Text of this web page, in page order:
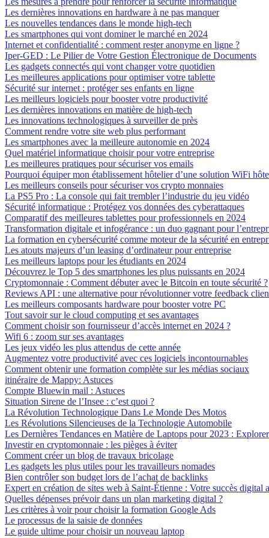
Les dernières innovations en hardware à ne pas manquer
Les nouvelles tendances dans le monde high-tech
Les smartphones qui vont dominer le marché en 2024
Internet et confidentialité : comment rester anonyme en ligne ?
Iper-GED : Le Pilier de Votre Gestion Électronique de Documents
Les gadgets connectés qui vont changer votre quotidien
Les meilleures applications pour optimiser votre tablette
Sécurité sur internet : protéger ses enfants en ligne
Les meilleurs logiciels pour booster votre productivité
Les dernières innovations en matière de high-tech
Les innovations technologiques à surveiller de près
Comment rendre votre site web plus performant
Les smartphones avec la meilleure autonomie en 2024
Quel matériel informatique choisir pour votre entreprise
Les meilleures pratiques pour sécuriser vos emails
Pourquoi équiper mon établissement hôtelier d’une solution WiFi
Les meilleurs conseils pour sécuriser vos crypto monnaies
La PS5 Pro : La console qui fait trembler l’industrie du jeu vidéo
Sécurité informatique : Protégez vos données des cyberattaques
Comparatif des meilleures tablettes pour professionnels en 2024
Transformation digitale et infogérance : un duo gagnant pour
La formation en cybersécurité comme moteur de la sécurité en
Les atouts majeurs d’un leasing d’ordinateur pour entreprise
Les meilleurs laptops pour les étudiants en 2024
Découvrez le Top 5 des smartphones les plus puissants en 2024
Cryptomonnaie : Comment débuter avec le Bitcoin en toute sécurité ?
Reviews API : une alternative pour révolutionner votre feedback
Les meilleurs composants hardware pour booster votre PC
Tout savoir sur le cloud computing et ses avantages
Comment choisir son fournisseur d’accès internet en 2024 ?
Wifi 6 : zoom sur ses avantages
Les jeux vidéo les plus attendus de cette année
Augmentez votre productivité avec ces logiciels incontournables
Comment obtenir une formation complète sur les médias sociaux
itinéraire de Mappy: Astuces
Compte Bluewin mail : Astuces
Situation Sirene de l’Insee : c’est quoi ?
La Révolution Technologique Dans Le Monde Des Motos
Les Révolutions Silencieuses de la Technologie Automobile
Les Dernières Tendances en Matière de Laptops pour 2023 :
Investir en cryptomonnaie : les pièges à éviter
Comment créer un blog de travaux bricolage
Les gadgets les plus utiles pour les travailleurs nomades
Bien contrôler son budget lors de l’achat de backlinks
Expert en création de sites web à Saint-Étienne : Votre succès digital
Quelles dépenses prévoir dans un plan marketing digital ?
Les critères à voir pour choisir la formation Google Ads
Le processus de la saisie de données
Le guide ultime pour choisir un nouveau laptop